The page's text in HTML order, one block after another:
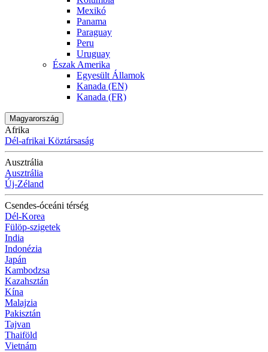
Mexikó
Panama
Paraguay
Peru
Uruguay
Észak Amerika
Egyesült Államok
Kanada (EN)
Kanada (FR)
Magyarország
Afrika
Dél-afrikai Köztársaság
Ausztrália
Ausztrália
Új-Zéland
Csendes-óceáni térség
Dél-Korea
Fülöp-szigetek
India
Indonézia
Japán
Kambodzsa
Kazahsztán
Kína
Malajzia
Pakisztán
Tajvan
Thaiföld
Vietnám